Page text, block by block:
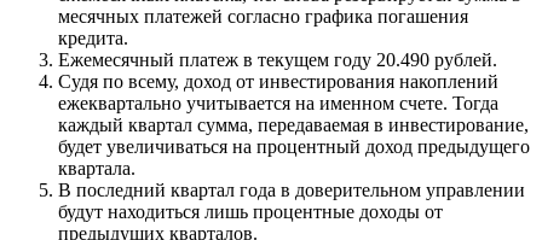
месячных платежей согласно графика погашения
кредита.
Ежемесячный платеж в текущем году 20.490 рублей.
Судя по всему, доход от инвестирования накоплений
ежеквартально учитывается на именном счете. Тогда
каждый квартал сумма, передаваемая в инвестирование,
будет увеличиваться на процентный доход предыдущего
квартала.
В последний квартал года в доверительном управлении
будут находиться лишь процентные доходы от
предыдущих кварталов.